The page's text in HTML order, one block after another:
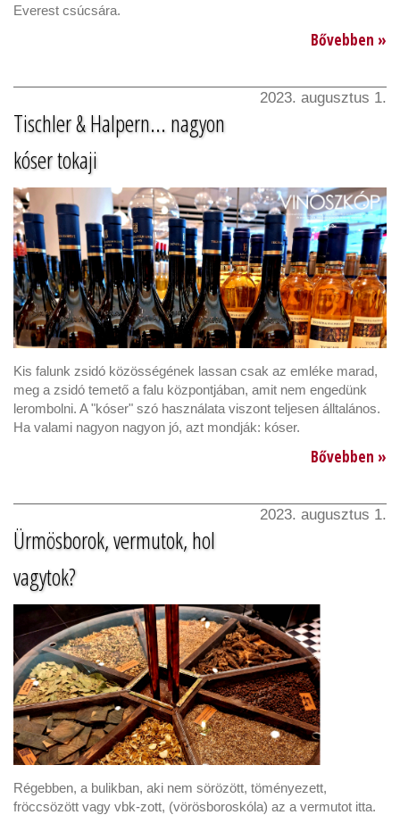
Everest csúcsára.
Bővebben »
2023. augusztus 1.
Tischler & Halpern... nagyon
kóser tokaji
Kis falunk zsidó közösségének lassan csak az emléke marad,
meg a zsidó temető a falu központjában, amit nem engedünk
lerombolni. A "kóser" szó használata viszont teljesen álltalános.
Ha valami nagyon nagyon jó, azt mondják: kóser.
Bővebben »
2023. augusztus 1.
Ürmösborok, vermutok, hol
vagytok?
Régebben, a bulikban, aki nem sörözött, töményezett,
fröccsözött vagy vbk-zott, (vörösboroskóla) az a vermutot itta.